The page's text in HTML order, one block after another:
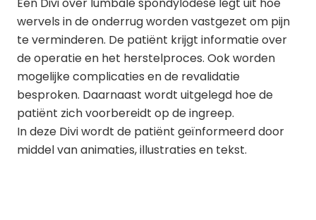
wervels in de onderrug worden vastgezet om pijn
te verminderen. De patiënt krijgt informatie over
de operatie en het herstelproces. Ook worden
mogelijke complicaties en de revalidatie
besproken. Daarnaast wordt uitgelegd hoe de
patiënt zich voorbereidt op de ingreep.
In deze Divi wordt de patiënt geïnformeerd door
middel van animaties, illustraties en tekst.